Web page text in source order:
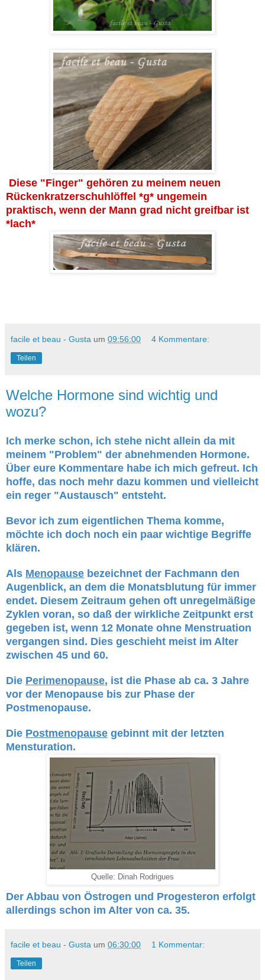
Diese "Finger" gehören zu meinem neuen
Rückenkratzerschuhlöffel *g* ungemein
praktisch, wenn der Mann grad nicht greifbar ist
*lach*
facile et beau - Gusta um 09:56:00 4 Kommentare:
Teilen
Welche Hormone sind wichtig und
wozu?
Ich merke schon, ich stehe nicht allein da mit
meinem "Problem" der abnehmenden Hormone.
Über eure Kommentare habe ich mich gefreut. Ich
hoffe, das noch mehr dazu kommen und vielleicht
ein reger "Austausch" entsteht.
Bevor ich zum eigentlichen Thema komme,
möchte ich doch noch ein paar wichtige Begriffe
klären.
Als Menopause bezeichnet der Fachmann den
Augenblick, an dem die Monatsblutung für immer
endet. Diesem Zeitraum gehen oft unregelmäßige
Zyklen voran, so daß der wirkliche Zeitpunkt erst
gegeben ist, wenn 12 Monate ohne Menstruation
vergangen sind. Dies geschieht meist im Alter
zwischen 45 und 60.
Die Perimenopause, ist die Phase ab ca. 3 Jahre
vor der Menopause bis zur Phase der
Postmenopause.
Die Postmenopause gebinnt mit der letzten
Mensturation.
Quelle: Dinah Rodrigues
Der Abbau von Östrogen und Progesteron erfolgt
allerdings schon im Alter von ca. 35.
facile et beau - Gusta um 06:30:00 1 Kommentar:
Teilen